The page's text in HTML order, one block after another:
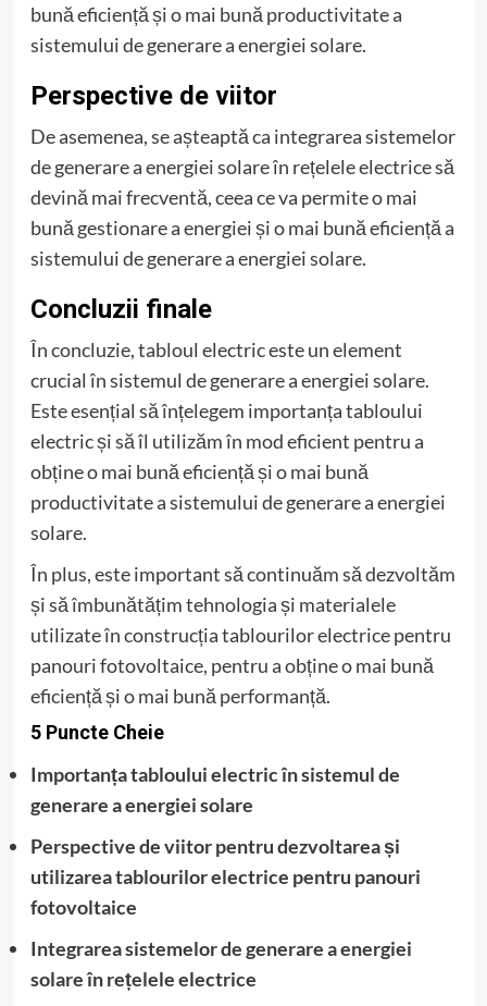
bună eficiență și o mai bună productivitate a
sistemului de generare a energiei solare.
Perspective de viitor
De asemenea, se așteaptă ca integrarea sistemelor
de generare a energiei solare în rețelele electrice să
devină mai frecventă, ceea ce va permite o mai
bună gestionare a energiei și o mai bună eficiență a
sistemului de generare a energiei solare.
Concluzii finale
În concluzie, tabloul electric este un element
crucial în sistemul de generare a energiei solare.
Este esențial să înțelegem importanța tabloului
electric și să îl utilizăm în mod eficient pentru a
obține o mai bună eficiență și o mai bună
productivitate a sistemului de generare a energiei
solare.
În plus, este important să continuăm să dezvoltăm
și să îmbunătățim tehnologia și materialele
utilizate în construcția tablourilor electrice pentru
panouri fotovoltaice, pentru a obține o mai bună
eficiență și o mai bună performanță.
5 Puncte Cheie
Importanța tabloului electric în sistemul de
generare a energiei solare
Perspective de viitor pentru dezvoltarea și
utilizarea tablourilor electrice pentru panouri
fotovoltaice
Integrarea sistemelor de generare a energiei
solare în rețelele electrice